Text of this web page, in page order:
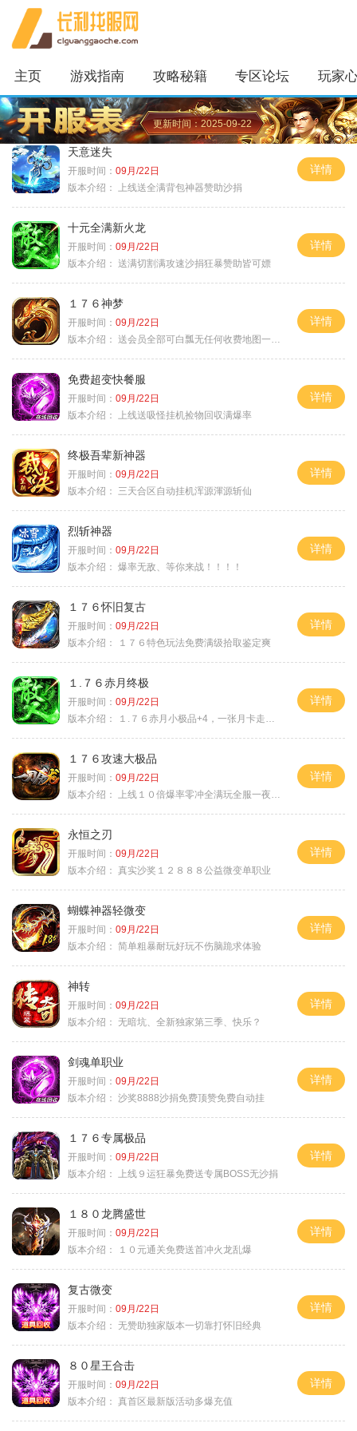
主页 游戏指南 攻略秘籍 专区论坛 玩家
更新时间：2025-09-22
天意迷失
开服时间： 09月/22日
版本介绍：
上线送全满背包神器赞助沙捐
详情
十元全满新火龙
开服时间： 09月/22日
版本介绍： 送满切割满攻速沙捐狂暴赞助皆可嫖
详情
１７６神梦
开服时间： 09月/22日
版本介绍： 送会员全部可白瓢无任何收费地图一切靠打
详情
免费超变快餐服
开服时间： 09月/22日
版本介绍：
上线送吸怪挂机捡物回収满爆率
详情
终极吾辈新神器
开服时间： 09月/22日
版本介绍：
三天合区自动挂机浑源渾源斩仙
详情
烈斩神器
开服时间： 09月/22日
版本介绍： 爆率无敌、等你来战！！！！
详情
１７６怀旧复古
开服时间： 09月/22日
版本介绍：
１７６特色玩法免费满级拾取鉴定爽
详情
１.７６赤月终极
开服时间： 09月/22日
版本介绍：
１.７６赤月小极品+4，一张月卡走天涯c
详情
１７６攻速大极品
开服时间： 09月/22日
版本介绍：
上线１０倍爆率零冲全满玩全服一夜终极
详情
永恒之刃
开服时间： 09月/22日
版本介绍： 真实沙奖１２８８８公益微变单职业
详情
蝴蝶神器轻微变
开服时间： 09月/22日
版本介绍： 简单粗暴耐玩好玩不伤脑跪求体验
详情
神转
开服时间： 09月/22日
版本介绍： 无暗坑、全新独家第三季、快乐？
详情
剑魂单职业
开服时间： 09月/22日
版本介绍： 沙奖8888沙捐免费顶赞免费自动挂
详情
１７６专属极品
开服时间： 09月/22日
版本介绍：
上线９运狂暴免费送专属BOSS无沙捐
详情
１８０龙腾盛世
开服时间： 09月/22日
版本介绍：
１０元通关免费送首冲火龙乱爆
详情
复古微变
开服时间： 09月/22日
版本介绍： 无赞助独家版本一切靠打怀旧经典
详情
８０星王合击
开服时间： 09月/22日
版本介绍： 真首区最新版活动多爆充值
详情